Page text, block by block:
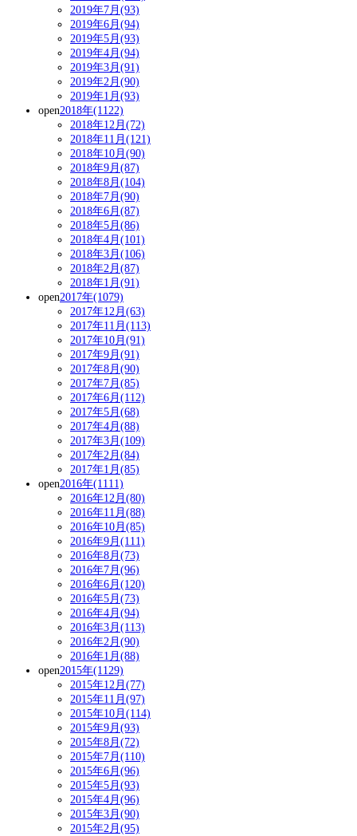
2019年7月(93)
2019年6月(94)
2019年5月(93)
2019年4月(94)
2019年3月(91)
2019年2月(90)
2019年1月(93)
open2018年(1122)
2018年12月(72)
2018年11月(121)
2018年10月(90)
2018年9月(87)
2018年8月(104)
2018年7月(90)
2018年6月(87)
2018年5月(86)
2018年4月(101)
2018年3月(106)
2018年2月(87)
2018年1月(91)
open2017年(1079)
2017年12月(63)
2017年11月(113)
2017年10月(91)
2017年9月(91)
2017年8月(90)
2017年7月(85)
2017年6月(112)
2017年5月(68)
2017年4月(88)
2017年3月(109)
2017年2月(84)
2017年1月(85)
open2016年(1111)
2016年12月(80)
2016年11月(88)
2016年10月(85)
2016年9月(111)
2016年8月(73)
2016年7月(96)
2016年6月(120)
2016年5月(73)
2016年4月(94)
2016年3月(113)
2016年2月(90)
2016年1月(88)
open2015年(1129)
2015年12月(77)
2015年11月(97)
2015年10月(114)
2015年9月(93)
2015年8月(72)
2015年7月(110)
2015年6月(96)
2015年5月(93)
2015年4月(96)
2015年3月(90)
2015年2月(95)